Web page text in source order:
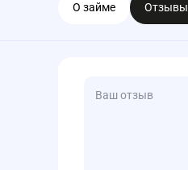
О займе Отзывы